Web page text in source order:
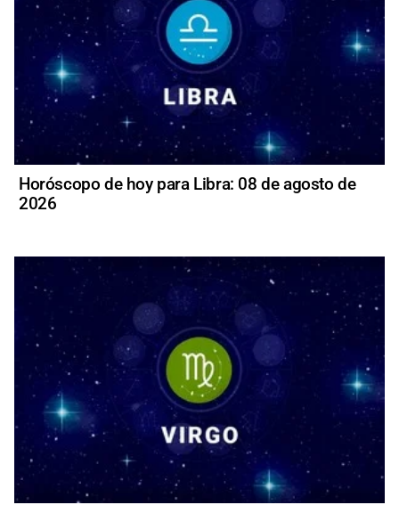
Horóscopo de hoy para Libra: 08 de agosto de
2026